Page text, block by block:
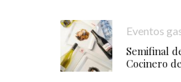
Eventos
Semifinal
Cocinero